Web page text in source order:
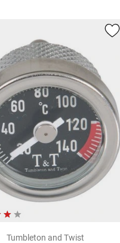
Tumbleton and Twist